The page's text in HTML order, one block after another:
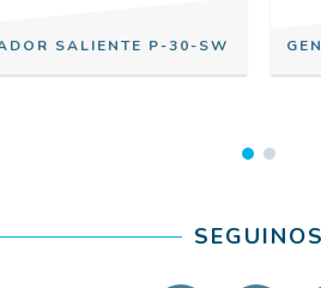
SALIENTE P-30-SW
SEGUINOS